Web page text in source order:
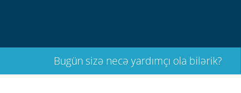
Bugün sizə necə yardımçı ola bilərik?